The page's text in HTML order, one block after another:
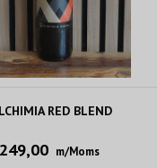
RED BLEND
249,00 m/Moms